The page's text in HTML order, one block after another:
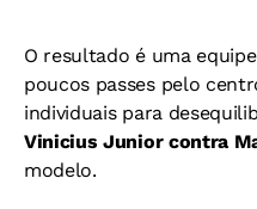
O resultado é uma
poucos passes pelo
individuais para
Vinicius Junior contra
modelo.